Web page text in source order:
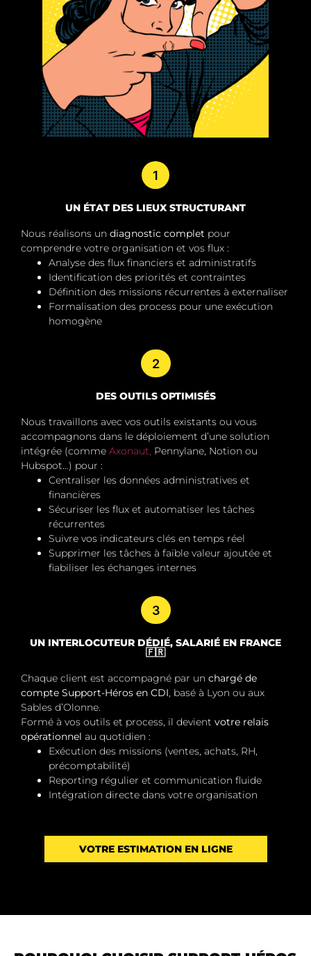
1
UN ÉTAT DES LIEUX STRUCTURANT
Nous réalisons un diagnostic complet pour
comprendre votre organisation et vos flux :
Analyse des flux financiers et administratifs
Identification des priorités et contraintes
Définition des missions récurrentes à externaliser
Formalisation des process pour une exécution
homogène
2
DES OUTILS OPTIMISÉS
Nous travaillons avec vos outils existants ou vous
accompagnons dans le déploiement d’une solution
intégrée (comme Axonaut, Pennylane, Notion ou
Hubspot…) pour :
Centraliser les données administratives et
financières
Sécuriser les flux et automatiser les tâches
récurrentes
Suivre vos indicateurs clés en temps réel
Supprimer les tâches à faible valeur ajoutée et
fiabiliser les échanges internes
3
UN INTERLOCUTEUR DÉDIÉ, SALARIÉ EN FRANCE
🇫🇷
Chaque client est accompagné par un chargé de
compte Support-Héros en CDI , basé à Lyon ou aux
Sables d’Olonne.
Formé à vos outils et process, il devient votre relais
opérationnel au quotidien :
Exécution des missions (ventes, achats, RH,
précomptabilité)
Reporting régulier et communication fluide
Intégration directe dans votre organisation
VOTRE ESTIMATION EN LIGNE